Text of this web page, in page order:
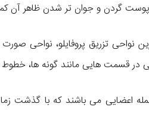
گردن و جوان تر شدن ظاهر آن
نواحی تزریق پروفایلو،
قسمت هایی مانند گونه ها،
اعضایی می باشند که با گذشت